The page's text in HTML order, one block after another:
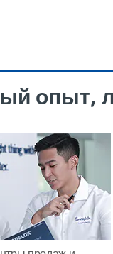
опыт,